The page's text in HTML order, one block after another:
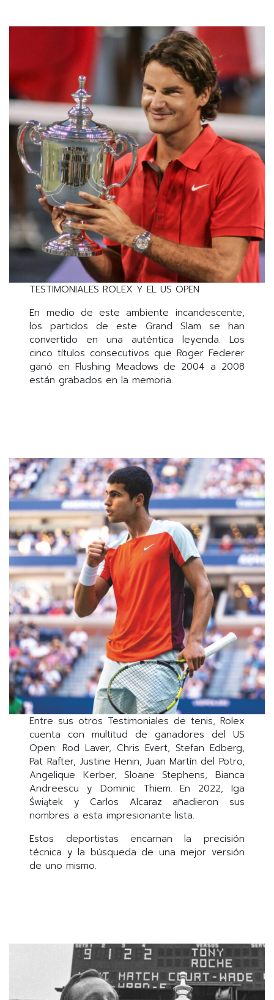
TESTIMONIALES ROLEX Y EL US OPEN
En medio de este ambiente incandescente,
los partidos de este Grand Slam se han
convertido en una auténtica leyenda. Los
cinco títulos consecutivos que Roger Federer
ganó en Flushing Meadows de 2004 a 2008
están grabados en la memoria.
Entre sus otros Testimoniales de tenis, Rolex
cuenta con multitud de ganadores del US
Open: Rod Laver, Chris Evert, Stefan Edberg,
Pat Rafter, Justine Henin, Juan Martín del Potro,
Angelique Kerber, Sloane Stephens, Bianca
Andreescu y Dominic Thiem. En 2022, Iga
Świątek y Carlos Alcaraz añadieron sus
nombres a esta impresionante lista.
Estos deportistas encarnan la precisión
técnica y la búsqueda de una mejor versión
de uno mismo.